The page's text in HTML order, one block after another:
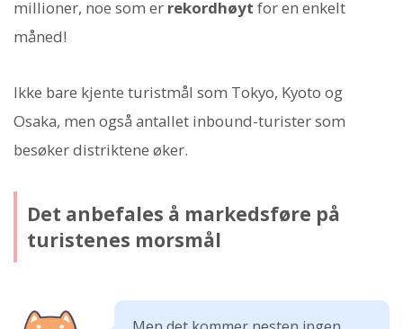
millioner, noe som er rekordhøyt for en enkelt
måned!
Ikke bare kjente turistmål som Tokyo, Kyoto og
Osaka, men også antallet inbound-turister som
besøker distriktene øker.
Det anbefales å markedsføre på
turistenes morsmål